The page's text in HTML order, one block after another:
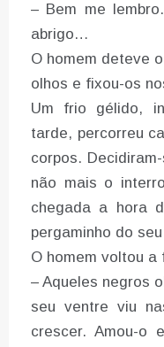
– Bem me
abrigo…
O homem deteve
olhos e fixou-os
Um frio gélido,
tarde, percorreu
corpos.
não mais o
chegada a hora
pergaminho do
O homem voltou a
– Aqueles negros
seu ventre viu
crescer. Amou-o